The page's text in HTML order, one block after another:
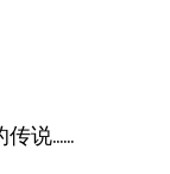
传说……